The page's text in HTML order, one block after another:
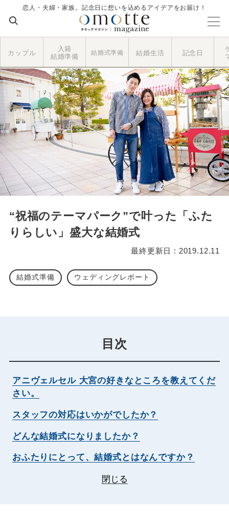
恋人・夫婦・家族。記念日に想いを込めるアイデアをお届け！
カップル
入籍
結婚準備
結婚式準備 結婚生活 記念日
“祝福のテーマパーク”で叶った「ふた
りらしい」盛大な結婚式
最終更新日 : 2019.12.11
結婚式準備 ウェディングレポート
目次
アニヴェルセル 大宮の好きなところを教えてくだ
さい。
スタッフの対応はいかがでしたか？
どんな結婚式になりましたか？
おふたりにとって、結婚式とはなんですか？
閉じる